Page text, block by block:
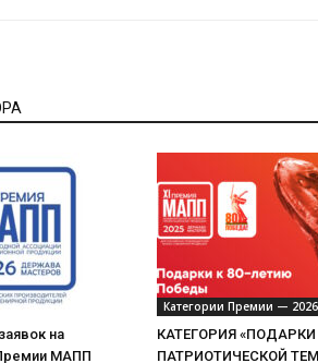
на
МАПП
Категории Премии — 2026
КАТЕГОРИЯ
ПАТРИОТИЧЕСКОЙ